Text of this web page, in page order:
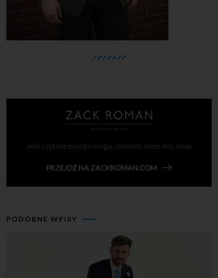
Jeśli czytasz mojego bloga, odwiedź także mój sklep
PRZEJDŹ NA ZACKROMAN.COM
PODOBNE WPISY